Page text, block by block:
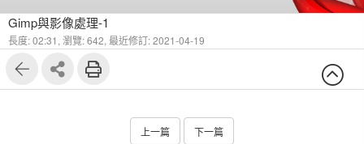
Gimp與影像處理-1
長度: 02:31, 瀏覽: 642, 最近修訂: 2021-04-19
上一篇 下一篇